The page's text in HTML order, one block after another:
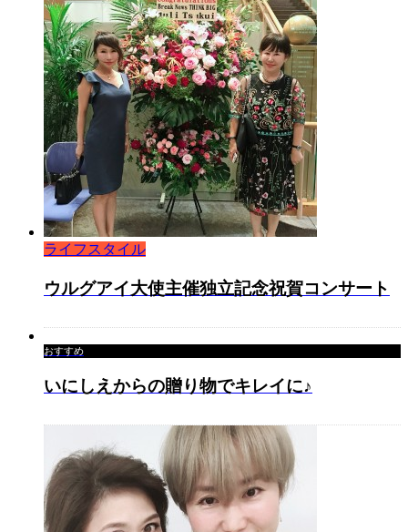
ライフスタイル
ウルグアイ大使主催独立記念祝賀コンサート
おすすめ
いにしえからの贈り物でキレイに♪